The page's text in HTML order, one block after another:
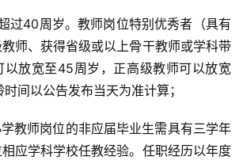
过40周岁。教师岗位特别优秀者（具有
师、获得省级或以上骨干教师或学科带
以放宽至45周岁，正高级教师可以放宽
间以公告发布当天为准计算；
学教师岗位的非应届毕业生需具有三学年
相应学科学校任教经验。任职经历以年度